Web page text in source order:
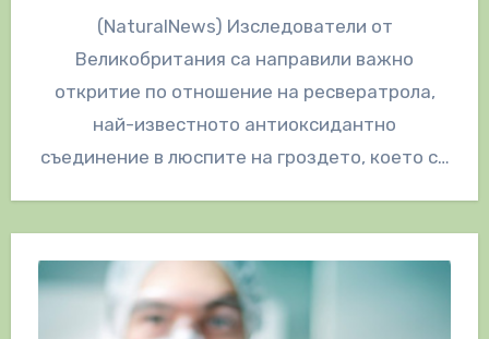
(NaturalNews) Изследователи от
Великобритания са направили важно
откритие по отношение на ресвератрола,
най-известното антиоксидантно
съединение в люспите на гроздето, което се